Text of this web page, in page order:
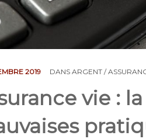
2019 DANS ARGENT /
vie :